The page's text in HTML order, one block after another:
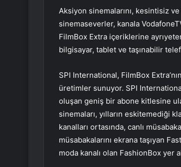
Aksiyon sinemalarını, kesintisiz
sinemaseverler, kanala
FilmBox Extra içeriklerine
bilgisayar, tablet ve taşınabilir
SPI International, FilmBox
üretimler sunuyor. SPI
oluşan geniş bir abone kitlesine
sinemaları, yılların eskitemediği
kanalları ortasında, canlı
müsabakalarını ekrana taşıyan
moda kanalı olan FashionBox yer